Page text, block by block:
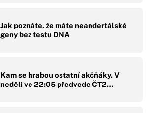
Jak poznáte, že máte neandertálské
geny bez testu DNA
Kam se hrabou ostatní akčňáky. V
neděli ve 22:05 předvede ČT2…